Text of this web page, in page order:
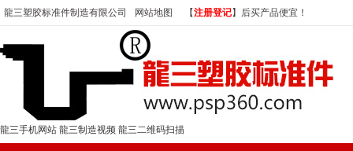
龍三塑胶标准件制造有限公司 网站地图 【注册登记】后买产品便宜！
龍三手机网站 龍三制造视频 龍三二维码扫描